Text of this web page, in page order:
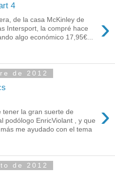
4
›
de la casa McKinley de
Intersport, la compré hace
algo económico 17,95€...
de 2012
›
tener la gran suerte de
podólogo EnricViolant , y que
me ayudado con el tema
de 2012